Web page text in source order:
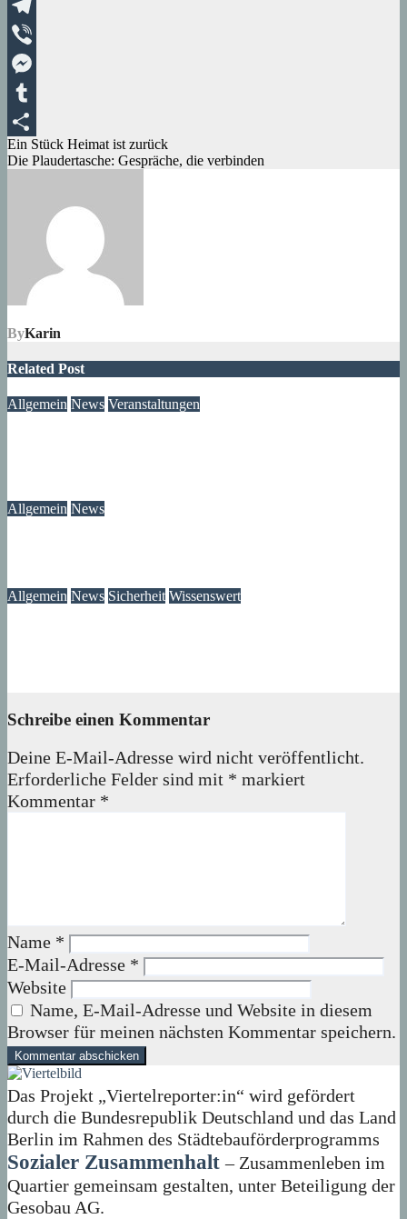
XING
Telegram
Viber
Messenger
Tumblr
Teilen
Beitragsnavigation
Ein Stück Heimat ist zurück
Die Plaudertasche: Gespräche, die verbinden
ByKarin
Related Post
Allgemein News Veranstaltungen
Allgemein News
Allgemein News Sicherheit Wissenswert
Schreibe einen Kommentar
Deine E-Mail-Adresse wird nicht veröffentlicht.
Erforderliche Felder sind mit * markiert
Kommentar *
Name *
E-Mail-Adresse *
Website
Name, E-Mail-Adresse und Website in diesem
Browser für meinen nächsten Kommentar speichern.
Das Projekt „Viertelreporter:in“ wird gefördert
durch die Bundesrepublik Deutschland und das Land
Berlin im Rahmen des Städtebauförderprogramms
Sozialer Zusammenhalt – Zusammenleben im
Quartier gemeinsam gestalten, unter Beteiligung der
Gesobau AG.